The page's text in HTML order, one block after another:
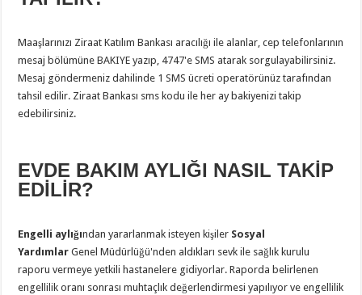
Maaşlarınızı Ziraat Katılım Bankası aracılığı ile alanlar, cep telefonlarının
mesaj bölümüne BAKIYE yazıp, 4747'e SMS atarak sorgulayabilirsiniz.
Mesaj göndermeniz dahilinde 1 SMS ücreti operatörünüz tarafından
tahsil edilir. Ziraat Bankası sms kodu ile her ay bakiyenizi takip
edebilirsiniz.
EVDE BAKIM AYLIĞI NASIL TAKİP
EDİLİR?
Engelli aylığından yararlanmak isteyen kişiler Sosyal
Yardımlar Genel Müdürlüğü'nden aldıkları sevk ile sağlık kurulu
raporu vermeye yetkili hastanelere gidiyorlar. Raporda belirlenen
engellilik oranı sonrası muhtaçlık değerlendirmesi yapılıyor ve engellilik